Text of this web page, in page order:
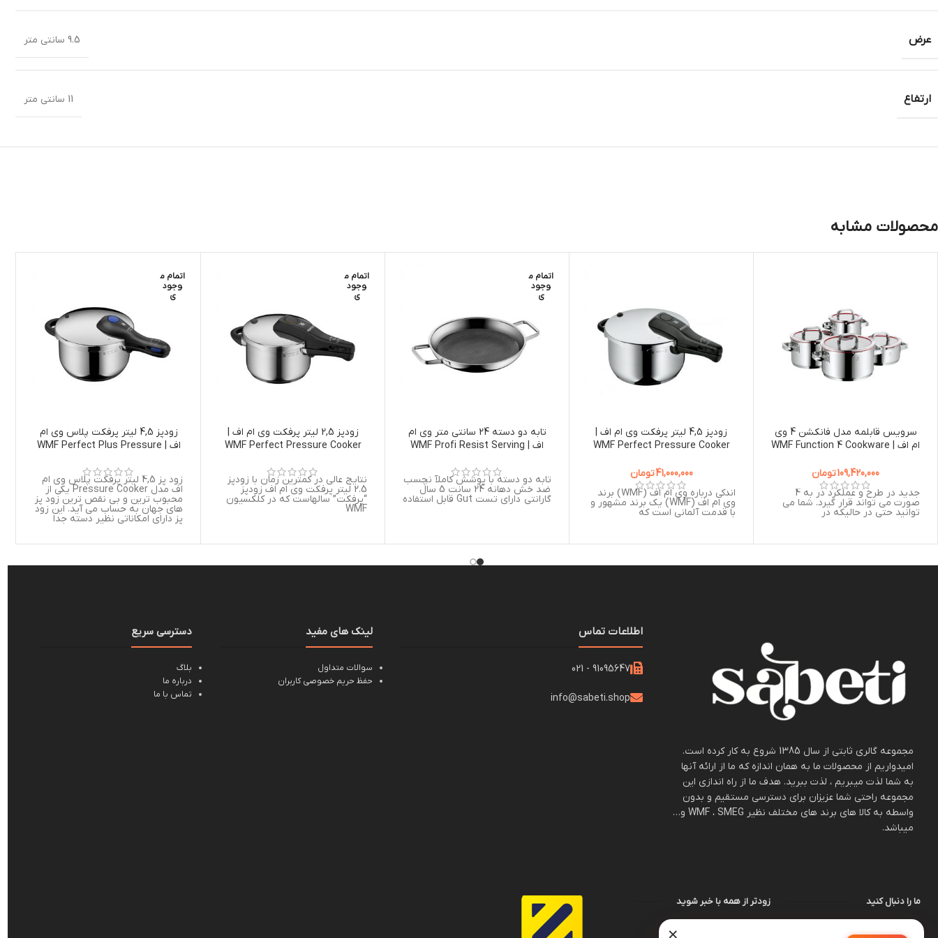
عرض 9.5 سانتی متر
ارتفاع 11 سانتی متر
محصولات مشابه
سرویس قابلمه مدل فانكشن 4 وی
ام اف | WMF Function 4 Cookware
109,420,000تومان
جدید در طرح و عملکرد در به 4
صورت می تواند قرار گیرد. شما می
توانید حتی در حالیکه در
زودپز 4,5 لیتر پرفکت وی ام اف |
WMF Perfect Pressure Cooker
41,000,000تومان
اندکی درباره وی ام اف (WMF) برند
وی ام اف (WMF) یک برند مشهور و
با قدمت آلمانی است که
اتمام م
وجود
ی
تابه دو دسته 24 سانتی متر وی ام
اف | WMF Profi Resist Serving
تابه دو دسته با پوشش کاملآ نچسب
ضد خش دهانه 24 سانت 5 سال
گارانتی دارای تست Gut قابل استفاده
اتمام م
وجود
ی
زودپز 2,5 لیتر پرفکت وی ام اف |
WMF Perfect Pressure Cooker
نتایج عالی در کمترین زمان با زودپز
2.5 لیتر پرفکت وی ام اف زودپز
“پرفکت” سالهاست که در کلکسیون
WMF
اتمام م
وجود
ی
زودپز 4,5 لیتر پرفکت پلاس وی ام
اف | WMF Perfect Plus Pressure
زود پز 4,5 لیتر پرفکت پلاس وی ام
اف مدل Pressure Cooker یکی از
محبوب ترین و بی نقص ترین زود پز
های جهان به حساب می آید. این زود
پز دارای امکاناتی نظیر دسته جدا
شونده زود پز جهت شست و شوی
قابل استفاده بر روی اجاق های برقی ،
خودکار بخار ، مقیاس اندازه ، نشانگر
مجموعه گالری ثابتی از سال 1385 شروع به کار کرده است.
امیدواریم از محصولات ما به همان اندازه که ما از ارائه آنها
به شما لذت میبریم ، لذت ببرید. هدف ما از راه اندازی این
مجموعه راحتی شما عزیزان برای دسترسی مستقیم و بدون
واسطه به کالا های برند های مختلف نظیر WMF ، SMEG و…
میباشد.
اطلاعات تماس
91095647 - 021
info@sabeti.shop
لینک های مفید
سوالات متداول
حفظ حریم خصوصی کاربران
دسترسی سریع
بلاگ
درباره ما
تماس با ما
ما را دنبال کنید زودتر از همه با خبر شوید
×